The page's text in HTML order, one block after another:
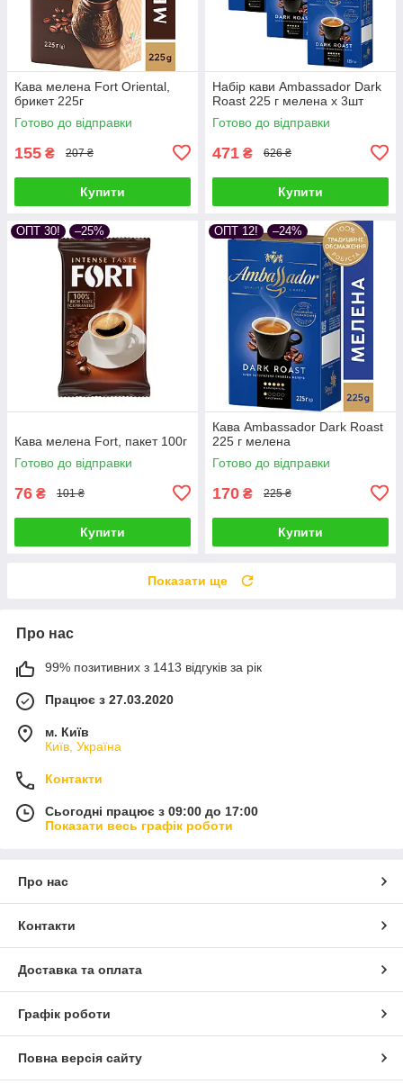
Кава мелена Fort Oriental,
брикет 225г
Готово до відправки
155 ₴ 207 ₴
Купити
Набір кави Ambassador Dark
Roast 225 г мелена х 3шт
Готово до відправки
471 ₴ 626 ₴
Купити
ОПТ 30! –25%
Кава мелена Fort, пакет 100г
Готово до відправки
76 ₴ 101 ₴
Купити
ОПТ 12! –24%
Кава Ambassador Dark Roast
225 г мелена
Готово до відправки
170 ₴ 225 ₴
Купити
Показати ще
Про нас
99% позитивних з 1413 відгуків за рік
Працює з 27.03.2020
м. Київ
Київ, Україна
Контакти
Сьогодні працює з 09:00 до 17:00
Показати весь графік роботи
Про нас
Контакти
Доставка та оплата
Графік роботи
Повна версія сайту